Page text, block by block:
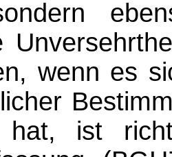
wenn es
hat, ist